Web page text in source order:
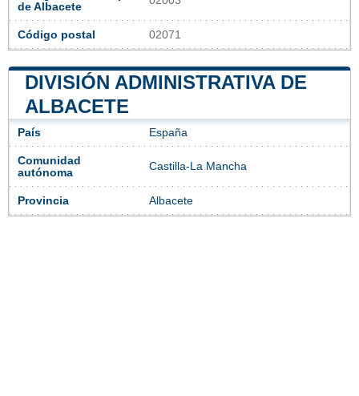
de Albacete
Código postal 02071
DIVISIÓN ADMINISTRATIVA DE
ALBACETE
País España
Comunidad
autónoma
Castilla-La Mancha
Provincia Albacete